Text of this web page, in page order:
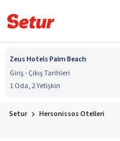
Zeus Hotels Palm Beach
Giriş - Çıkış Tarihleri
1 Oda, 2 Yetişkin
Setur Hersonissos Otelleri